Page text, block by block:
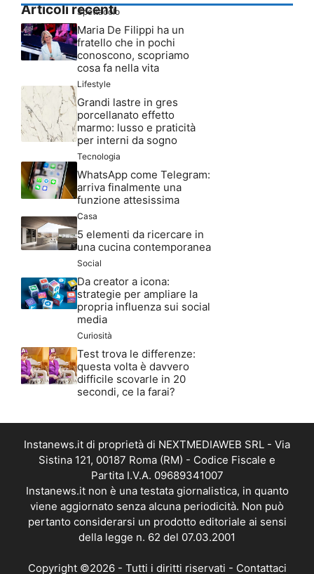
Articoli recenti
Spettacolo
Maria De Filippi ha un
fratello che in pochi
conoscono, scopriamo
cosa fa nella vita
Lifestyle
Grandi lastre in gres
porcellanato effetto
marmo: lusso e praticità
per interni da sogno
Tecnologia
WhatsApp come Telegram:
arriva finalmente una
funzione attesissima
Casa
5 elementi da ricercare in
una cucina contemporanea
Social
Da creator a icona:
strategie per ampliare la
propria influenza sui social
media
Curiosità
Test trova le differenze:
questa volta è davvero
difficile scovarle in 20
secondi, ce la farai?
Instanews.it di proprietà di NEXTMEDIAWEB SRL - Via
Sistina 121, 00187 Roma (RM) - Codice Fiscale e
Partita I.V.A. 09689341007
Instanews.it non è una testata giornalistica, in quanto
viene aggiornato senza alcuna periodicità. Non può
pertanto considerarsi un prodotto editoriale ai sensi
della legge n. 62 del 07.03.2001
Copyright ©2026 - Tutti i diritti riservati - Contattaci